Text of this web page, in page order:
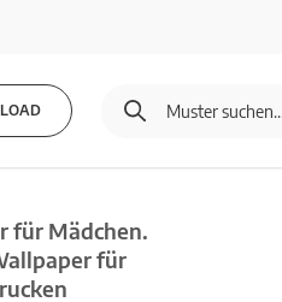
für Mädchen.
für